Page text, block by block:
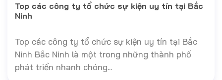
Top các công ty tổ chức sự kiện uy tín tại Bắc
Ninh
Top các công ty tổ chức sự kiện uy tín tại Bắc
Ninh Bắc Ninh là một trong những thành phố
phát triển nhanh chóng...